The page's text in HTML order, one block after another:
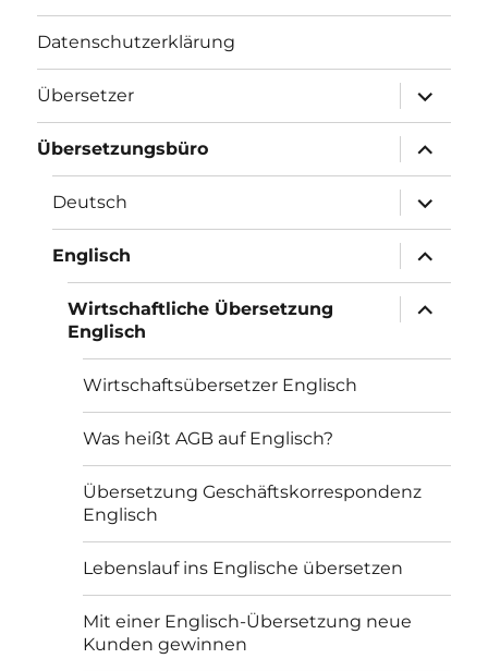
Datenschutzerklärung
Übersetzer
öffnen
Übersetzungsbüro
öffnen
Deutsch
öffnen
Englisch
öffnen
Wirtschaftliche Übersetzung
Englisch
öffnen
Wirtschaftsübersetzer Englisch
Was heißt AGB auf Englisch?
Übersetzung Geschäftskorrespondenz
Englisch
Lebenslauf ins Englische übersetzen
Mit einer Englisch-Übersetzung neue
Kunden gewinnen